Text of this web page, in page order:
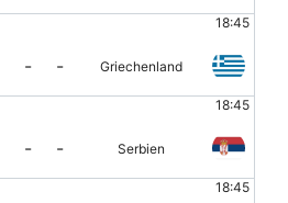
18:45
- - Griechenland
18:45
- - Serbien
18:45